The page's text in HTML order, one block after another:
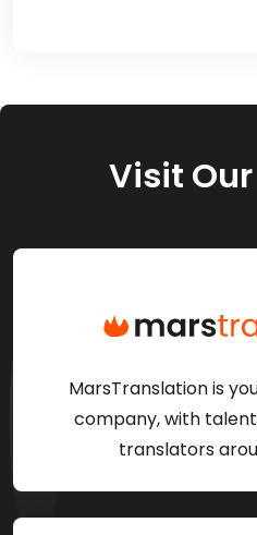
Visit
MarsTranslation is
company, with
translators